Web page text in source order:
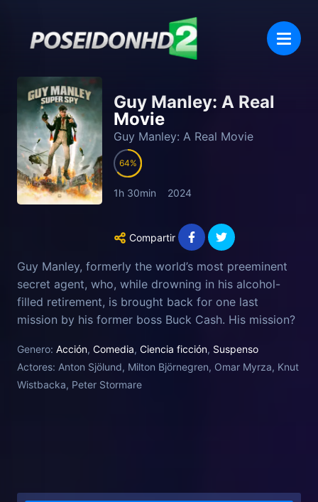
Guy Manley: A Real
Movie
Guy Manley: A Real Movie
64
1h 30min 2024
Compartir
Guy Manley, formerly the world’s most preeminent
secret agent, who, while drowning in his alcohol-
filled retirement, is brought back for one last
mission by his former boss Buck Cash. His mission?
being elected the city's new mayor, thereby
stopping him from becoming the most powerful
person in the world!
Genero: Acción, Comedia, Ciencia ficción, Suspenso
Actores: Anton Sjölund, Milton Björnegren, Omar Myrza, Knut
Wistbacka, Peter Stormare